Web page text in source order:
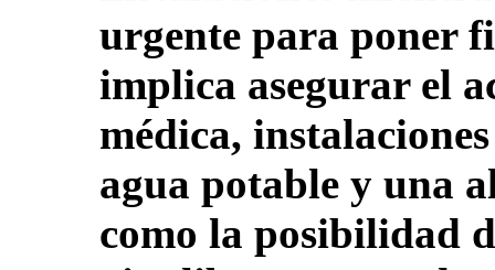
urgente para poner
implica asegurar el
médica,
agua potable y una
como la posibilidad